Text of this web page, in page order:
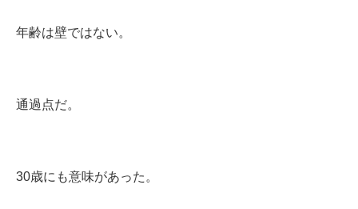
年齢は壁ではない。
通過点だ。
30歳にも意味があった。